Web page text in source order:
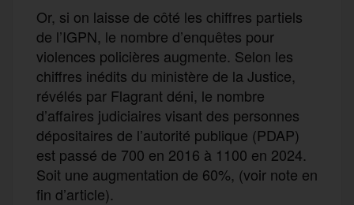
Or, si on laisse de côté les chiffres partiels
de l’IGPN, le nombre d’enquêtes pour
violences policières augmente. Selon les
chiffres inédits du ministère de la Justice,
révélés par Flagrant déni, le nombre
d’affaires judiciaires visant des personnes
dépositaires de l’autorité publique (PDAP)
est passé de 700 en 2016 à 1100 en 2024.
Soit une augmentation de 60%, (voir note en
fin d’article).